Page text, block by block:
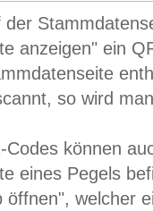
der
anzeigen" ein
so wird
Codes können
eines Pegels
öffnen", welcher